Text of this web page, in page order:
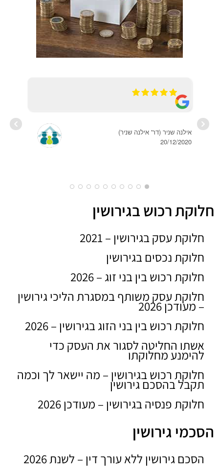
20/12/2020
חלוקת רכוש בגירושין
חלוקת עסק בגירושין – 2021
חלוקת נכסים בגירושין
חלוקת רכוש בין בני זוג – 2026
חלוקת עסק משותף במסגרת הליכי גירושין
– מעודכן 2026
חלוקת רכוש בין בני הזוג בגירושין – 2026
אשתו החליטה לסגור את העסק כדי
להימנע מחלוקתו
חלוקת רכוש בגירושין – מה יישאר לך וכמה
תקבל בהסכם גירושין
חלוקת פנסיה בגירושין – מעודכן 2026
הסכמי גירושין
הסכם גירושין ללא עורך דין – לשנת 2026